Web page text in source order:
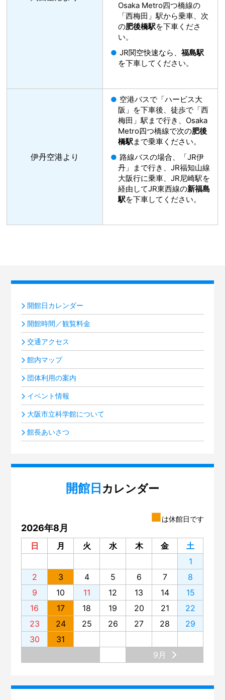
Osaka Metro四つ橋線の
「西梅田」駅から乗車、次
の肥後橋駅を下車くださ
い。
JR関空快速なら、福島駅
を下車してください。
伊丹空港より
空港バスで「ハービス大
阪」を下車後、徒歩で「西
梅田」駅まで行き、Osaka
Metro四つ橋線で次の肥後
橋駅まで乗車ください。
路線バスの場合、「JR伊
丹」まで行き、JR福知山線
大阪行に乗車、JR尼崎駅を
経由してJR東西線の新福島
駅を下車してください。
開館日カレンダー
開館時間／観覧料金
交通アクセス
館内マップ
団体利用の案内
イベント情報
大阪市立科学館について
館長あいさつ
開館日 カレンダー
■は休館日です
2026年8月
日 月 火 水 木 金
土
1
2
3 4 5 6 7
8
9
10 11 12 13 14
15
16
17 18 19 20 21
22
23
24 25 26 27 28
29
30
31
9月